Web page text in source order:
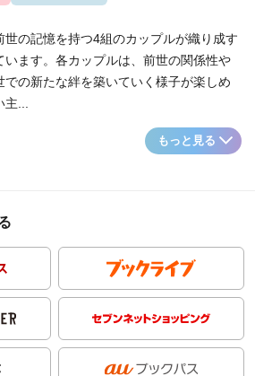
の記憶を持つ4組のカップルが織り成す
います。各カップルは、前世の関係性や
の新たな絆を築いていく様子が楽しめ
...
もっと見る